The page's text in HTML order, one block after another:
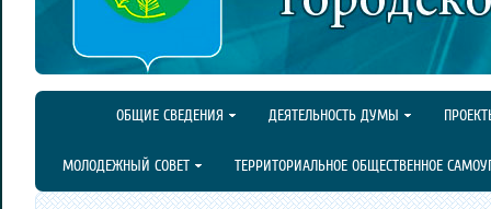
ОБЩИЕ СВЕДЕНИЯ ДЕЯТЕЛЬНОСТЬ ДУМЫ
МОЛОДЕЖНЫЙ СОВЕТ ТЕРРИТОРИАЛЬНОЕ ОБЩЕСТВЕННОЕ